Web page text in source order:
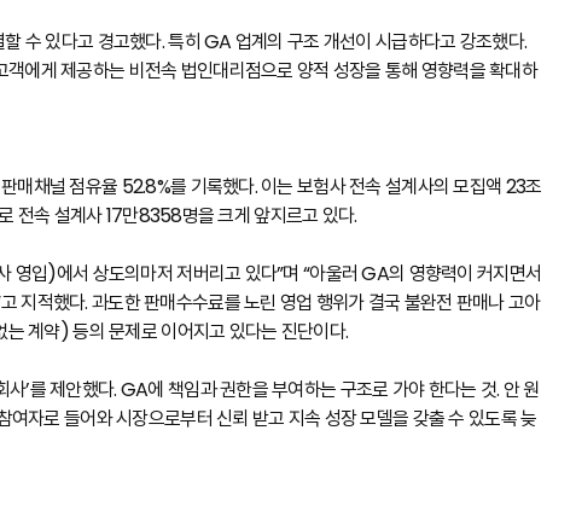
수 있다고 경고했다. 특히 GA 업계의 구조 개선이 시급하다고 강조했다.
에게 제공하는 비전속 법인대리점으로 양적 성장을 통해 영향력을 확대하
채널 점유율 52.8%를 기록했다. 이는 보험사 전속 설계사의 모집액 23조
전속 설계사 17만8358명을 크게 앞지르고 있다.
입)에서 상도의마저 저버리고 있다”며 “아울러 GA의 영향력이 커지면서
지적했다. 과도한 판매수수료를 노린 영업 행위가 결국 불완전 판매나 고아
계약) 등의 문제로 이어지고 있다는 진단이다.
’를 제안했다. GA에 책임과 권한을 부여하는 구조로 가야 한다는 것. 안 원
자로 들어와 시장으로부터 신뢰 받고 지속 성장 모델을 갖출 수 있도록 늦